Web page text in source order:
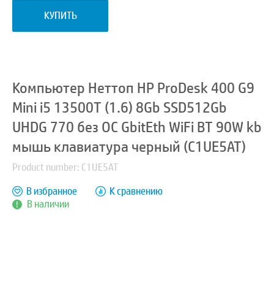
КУПИТЬ
Компьютер Неттоп HP ProDesk 400 G9
Mini i5 13500T (1.6) 8Gb SSD512Gb
UHDG 770 без ОС GbitEth WiFi BT 90W kb
мышь клавиатура черный (C1UE5AT)
Product number: C1UE5AT
В наличии
В избранное К сравнению